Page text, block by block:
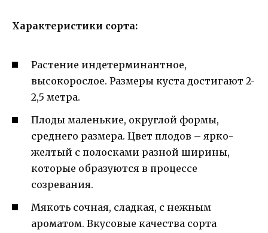
Характеристики сорта:
Растение индетерминантное,
высокорослое. Размеры куста достигают 2-
2,5 метра.
Плоды маленькие, округлой формы,
среднего размера. Цвет плодов – ярко-
желтый с полосками разной ширины,
которые образуются в процессе
созревания.
Мякоть сочная, сладкая, с нежным
ароматом. Вкусовые качества сорта